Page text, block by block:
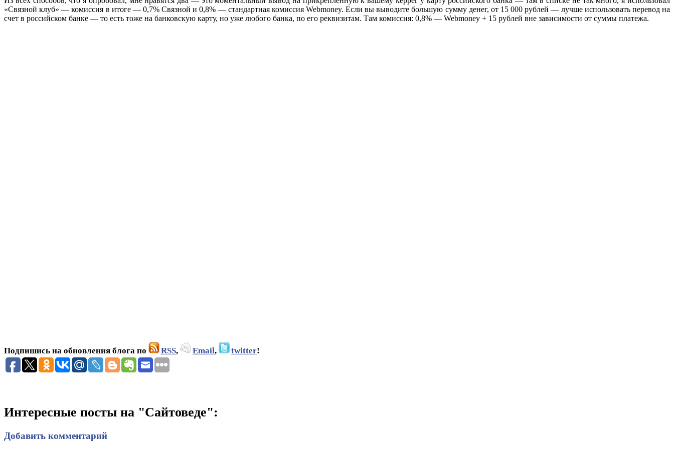
«Связной клуб» — комиссия в итоге — 0,7% Связной и 0,8% — стандартная комиссия Webmoney. Если вы выводите большую сумму денег, от 15 000 рублей — лучше использовать перевод на
счет в российском банке — то есть тоже на банковскую карту, но уже любого банка, по его реквизитам. Там комиссия: 0,8% — Webmoney + 15 рублей вне зависимости от суммы платежа.
Подпишись на обновления блога по RSS, Email, twitter!
Интересные посты на "Сайтоведе":
Добавить комментарий